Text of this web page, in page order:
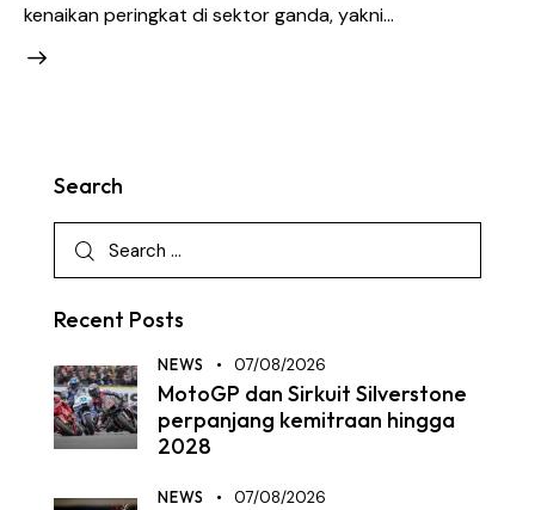
kenaikan peringkat di sektor ganda, yakni…
Search
Recent Posts
NEWS 07/08/2026
MotoGP dan Sirkuit Silverstone
perpanjang kemitraan hingga
2028
NEWS 07/08/2026